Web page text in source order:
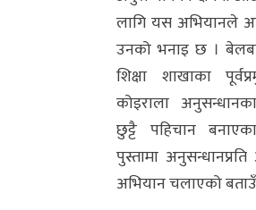
लागि यस अभियानले
उनको भनाइ छ ।
शिक्षा शाखाका
कोइराला
छुट्टै पहिचान
पुस्तामा
अभियान चलाएको